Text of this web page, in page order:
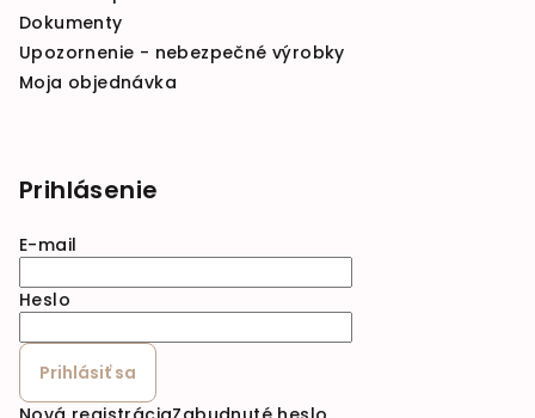
Dokumenty
Upozornenie - nebezpečné výrobky
Moja objednávka
Prihlásenie
E-mail
Heslo
Prihlásiť sa